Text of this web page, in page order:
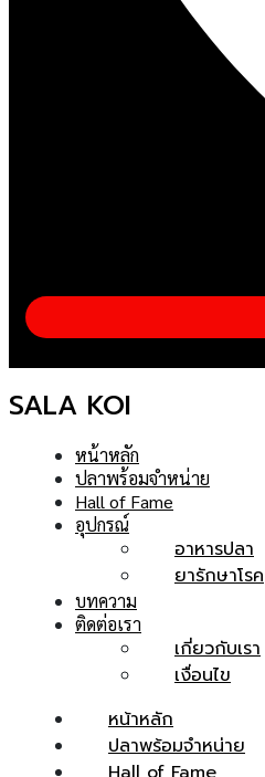
SALA KOI
หน้าหลัก
ปลาพร้อมจำหน่าย
Hall of Fame
อุปกรณ์
อาหารปลา
ยารักษาโรค
บทความ
ติดต่อเรา
เกี่ยวกับเรา
เงื่อนไข
หน้าหลัก
ปลาพร้อมจำหน่าย